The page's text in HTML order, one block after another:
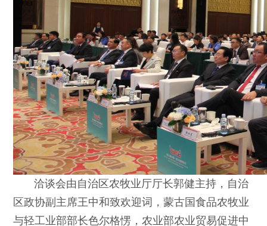
洽谈会由自治区农牧业厅厅长郭健主持，自治
区政协副主席王中和致欢迎词，蒙古国食品农牧业
与轻工业部部长色尔格愣，农业部农业贸易促进中